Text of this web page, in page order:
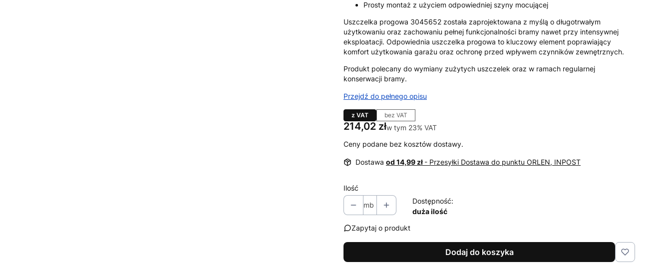
Prosty montaż z użyciem odpowiedniej szyny mocującej
Uszczelka progowa 3045652 została zaprojektowana z myślą o długotrwałym
użytkowaniu oraz zachowaniu pełnej funkcjonalności bramy nawet przy intensywnej
eksploatacji. Odpowiednia uszczelka progowa to kluczowy element poprawiający
komfort użytkowania garażu oraz ochronę przed wpływem czynników zewnętrznych.
Produkt polecany do wymiany zużytych uszczelek oraz w ramach regularnej
konserwacji bramy.
Przejdź do pełnego opisu
z VAT bez VAT
Cena
214,02 złw tym 23% VAT
w tym 23% VAT
Ceny podane bez kosztów dostawy.
Dostawa od 14,99 zł - Przesyłki Dostawa do punktu ORLEN, INPOST
Ilość
mb
Dostępność:
duża ilość
Zapytaj o produkt
Dodaj do koszyka